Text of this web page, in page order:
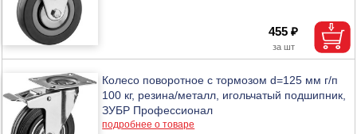
455 ₽
Колесо поворотное с тормозом d=125 мм г/п
100 кг, резина/металл, игольчатый подшипник,
ЗУБР Профессионал
подробнее о товаре